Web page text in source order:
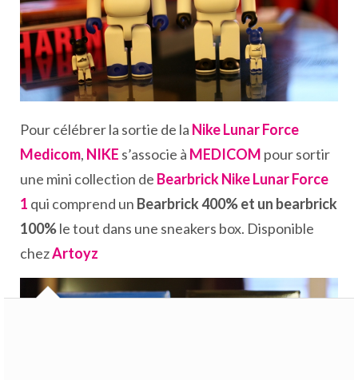
Pour célébrer la sortie de la Nike Lunar Force
Medicom, NIKE s’associe à MEDICOM pour sortir
une mini collection de Bearbrick Nike Lunar Force
1 qui comprend un Bearbrick 400% et un bearbrick
100%le tout dans une sneakers box. Disponible
chezArtoyz